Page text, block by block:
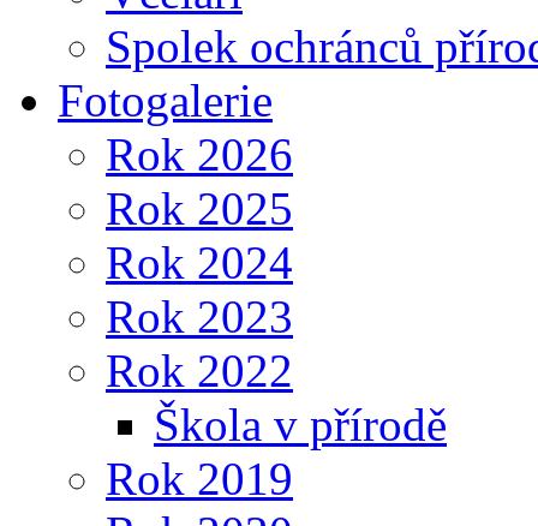
Spolek ochránců
Fotogalerie
Rok 2026
Rok 2025
Rok 2024
Rok 2023
Rok 2022
Škola v přírodě
Rok 2019